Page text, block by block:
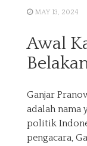
MAY 13, 2024
Awal
Ganjar
adalah nama
politik
pengacara,